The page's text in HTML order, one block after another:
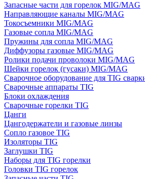
Запасные части для горелок MIG/MAG
Направляющие каналы MIG/MAG
Токосъемники MIG/MAG
Газовые сопла MIG/MAG
Пружины для сопла MIG/MAG
Диффузоры газовые MIG/MAG
Ролики подачи проволоки MIG/MAG
Шейки горелок (гусаки) MIG/MAG
Сварочное оборудование для TIG
Сварочные аппараты TIG
Блоки охлаждения
Сварочные горелки TIG
Цанги
Цангодержатели и газовые линзы
Сопло газовое TIG
Изоляторы TIG
Заглушки TIG
Наборы для TIG горелки
Головки TIG горелок